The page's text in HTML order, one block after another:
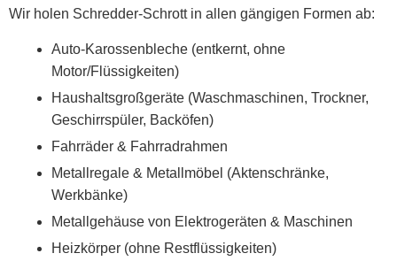
Wir holen Schredder-Schrott in allen gängigen Formen ab:
Auto-Karossenbleche (entkernt, ohne
Motor/Flüssigkeiten)
Haushaltsgroßgeräte (Waschmaschinen, Trockner,
Geschirrspüler, Backöfen)
Fahrräder & Fahrradrahmen
Metallregale & Metallmöbel (Aktenschränke,
Werkbänke)
Metallgehäuse von Elektrogeräten & Maschinen
Heizkörper (ohne Restflüssigkeiten)